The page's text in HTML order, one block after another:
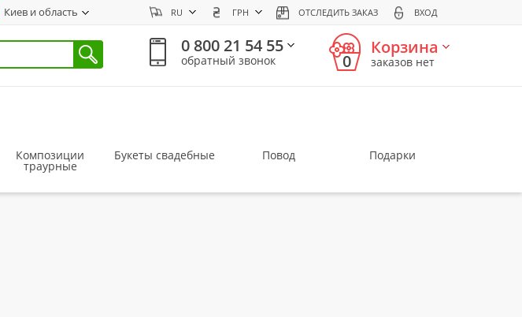
Киев и область RU ГРН ОТСЛЕДИТЬ ЗАКАЗ ВХОД
0 800 21 54 55
обратный звонок 0
Корзина
заказов нет
Композиции
траурные
Букеты свадебные Повод Подарки